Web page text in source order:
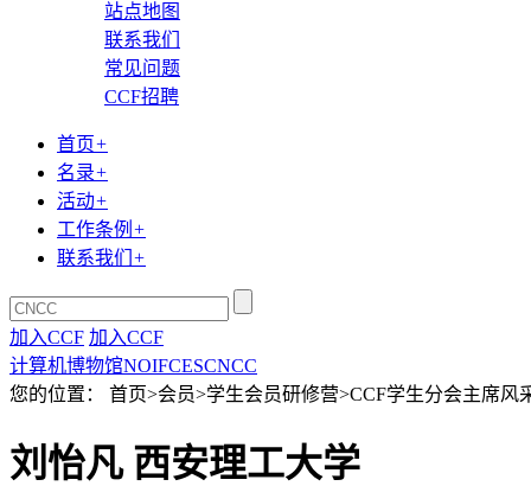
站点地图
联系我们
常见问题
CCF招聘
首页+
名录+
活动+
工作条例 +
联系我们 +
加入CCF 加入CCF
计算机博物馆NOIFCESCNCC
您的位置： 首页>会员>学生会员研修营>CCF学生分会主席风
刘怡凡 西安理工大学